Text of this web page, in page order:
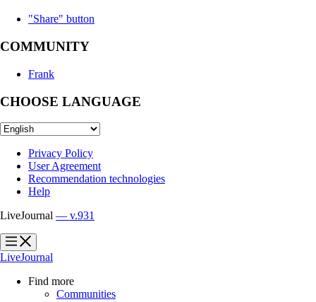
"Share" button
COMMUNITY
Frank
CHOOSE LANGUAGE
Privacy Policy
User Agreement
Recommendation technologies
Help
LiveJournal — v.931
?
?
LiveJournal
Find more
Communities